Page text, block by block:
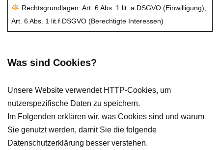
Rechtsgrundlagen: Art. 6 Abs. 1 lit. a DSGVO (Einwilligung),
Art. 6 Abs. 1 lit.f DSGVO (Berechtigte Interessen)
Was sind Cookies?
Unsere Website verwendet HTTP-Cookies, um
nutzerspezifische Daten zu speichern.
Im Folgenden erklären wir, was Cookies sind und warum
Sie genutzt werden, damit Sie die folgende
Datenschutzerklärung besser verstehen.